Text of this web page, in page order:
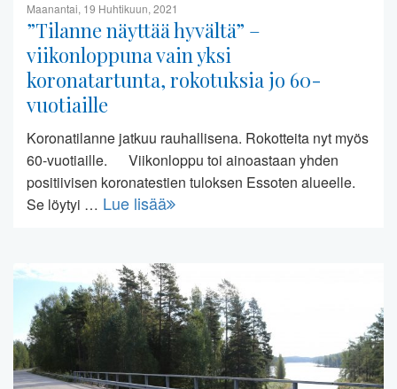
Maanantai, 19 Huhtikuun, 2021
”Tilanne näyttää hyvältä” –
viikonloppuna vain yksi
koronatartunta, rokotuksia jo 60-
vuotiaille
Koronatilanne jatkuu rauhallisena. Rokotteita nyt myös
60-vuotiaille. Viikonloppu toi ainoastaan yhden
positiivisen koronatestien tuloksen Essoten alueelle.
Se löytyi … Lue lisää